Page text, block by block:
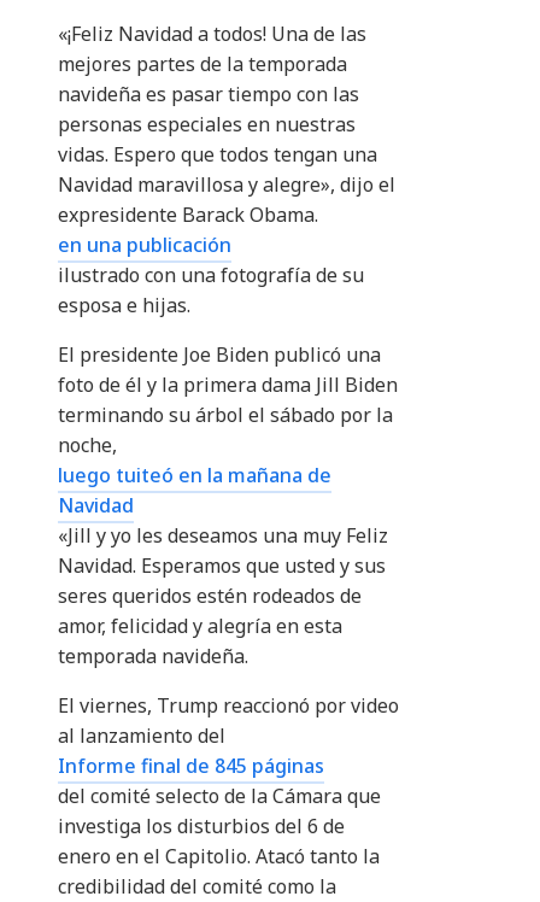
«¡Feliz Navidad a todos! Una de las
mejores partes de la temporada
navideña es pasar tiempo con las
personas especiales en nuestras
vidas. Espero que todos tengan una
Navidad maravillosa y alegre», dijo el
expresidente Barack Obama.
en una publicación
ilustrado con una fotografía de su
esposa e hijas.
El presidente Joe Biden publicó una
foto de él y la primera dama Jill Biden
terminando su árbol el sábado por la
noche,
luego tuiteó en la mañana de
Navidad
«Jill y yo les deseamos una muy Feliz
Navidad. Esperamos que usted y sus
seres queridos estén rodeados de
amor, felicidad y alegría en esta
temporada navideña.
El viernes, Trump reaccionó por video
al lanzamiento del
Informe final de 845 páginas
del comité selecto de la Cámara que
investiga los disturbios del 6 de
enero en el Capitolio. Atacó tanto la
credibilidad del comité como la